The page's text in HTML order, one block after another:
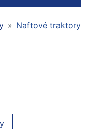
Naftové traktory